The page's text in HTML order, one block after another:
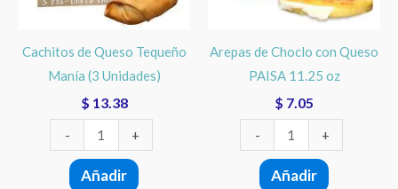
Cachitos de Queso Tequeño
Manía (3 Unidades)
$ 13.38
-
Unidades)
+
Añadir
Arepas de Choclo con Queso
PAISA 11.25 oz
$ 7.05
-
cantidad
+
Añadir